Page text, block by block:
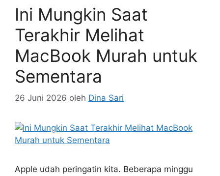
Ini Mungkin Saat
Terakhir Melihat
MacBook Murah untuk
Sementara
26 Juni 2026 oleh Dina Sari
Apple udah peringatin kita. Beberapa minggu